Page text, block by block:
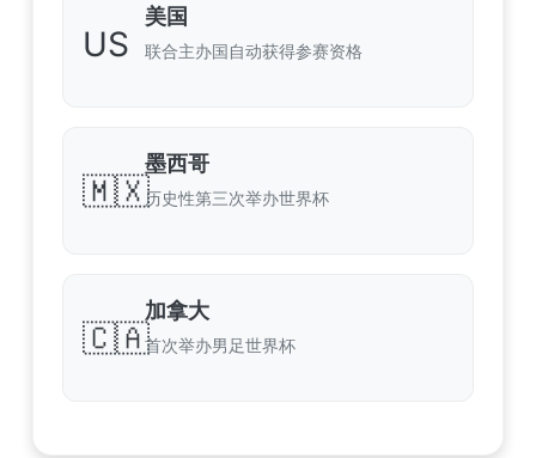
US
美国
联合主办国自动获得参赛资格
🇲🇽
墨西哥
历史性第三次举办世界杯
🇨🇦
加拿大
首次举办男足世界杯